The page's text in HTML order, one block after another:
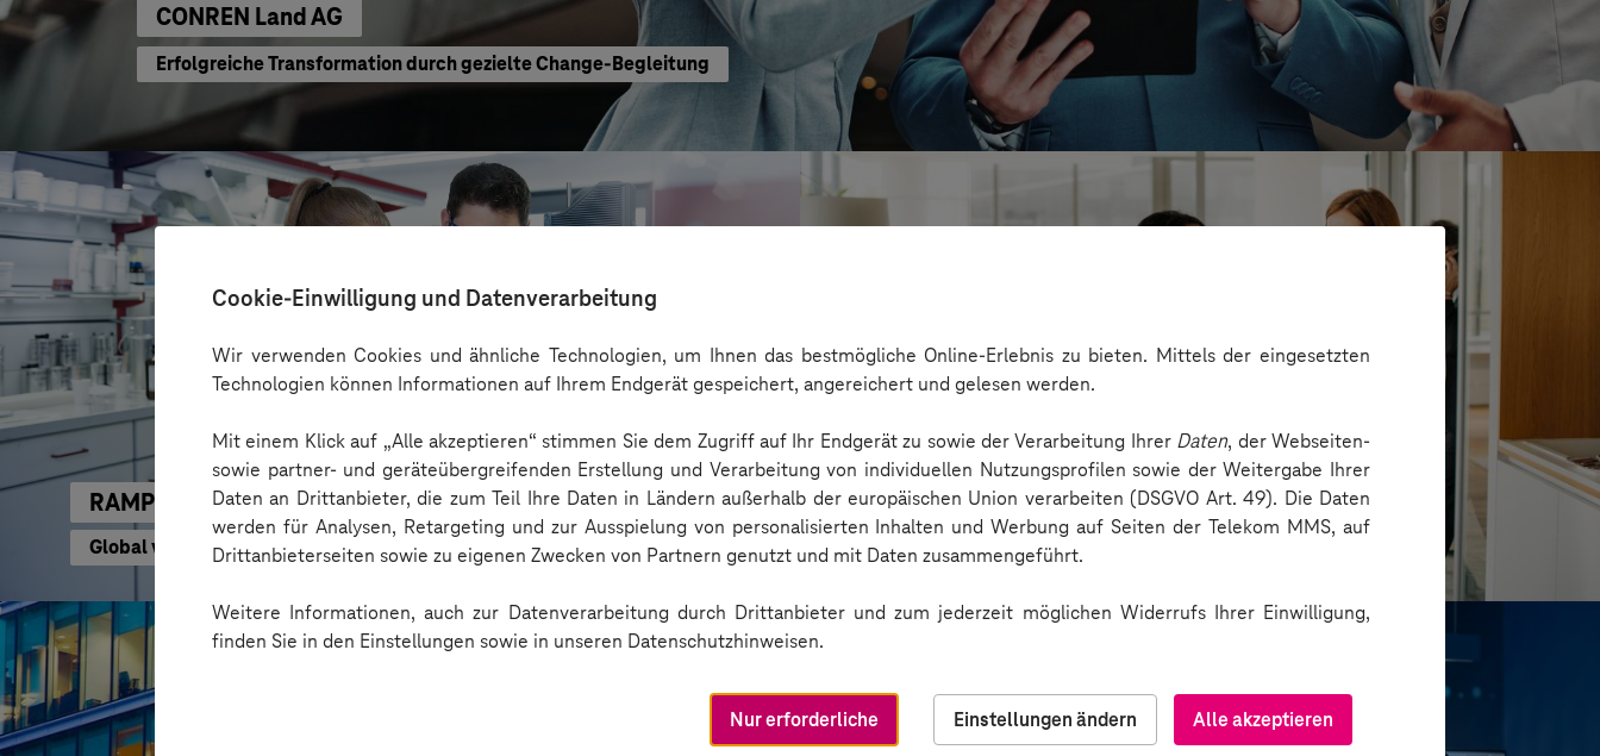
Cookie-Einwilligung und Datenverarbeitung
Wir verwenden Cookies und ähnliche Technologien, um Ihnen das bestmögliche Online-Erlebnis zu bieten. Mittels der eingesetzten
Technologien können Informationen auf Ihrem Endgerät gespeichert, angereichert und gelesen werden.
Mit einem Klick auf „Alle akzeptieren“ stimmen Sie dem Zugriff auf Ihr Endgerät zu sowie der Verarbeitung Ihrer Daten, der Webseiten-
sowie partner- und geräteübergreifenden Erstellung und Verarbeitung von individuellen Nutzungsprofilen sowie der Weitergabe Ihrer
Daten an Drittanbieter, die zum Teil Ihre Daten in Ländern außerhalb der europäischen Union verarbeiten (DSGVO Art. 49). Die Daten
werden für Analysen, Retargeting und zur Ausspielung von personalisierten Inhalten und Werbung auf Seiten der Telekom MMS, auf
Drittanbieterseiten sowie zu eigenen Zwecken von Partnern genutzt und mit Daten zusammengeführt.
Weitere Informationen, auch zur Datenverarbeitung durch Drittanbieter und zum jederzeit möglichen Widerrufs Ihrer Einwilligung,
finden Sie in den Einstellungen sowie in unseren Datenschutzhinweisen.
Alle akzeptieren
Nur erforderliche
Einstellungen ändern
CONREN Land AG
Erfolgreiche Transformation durch gezielte Change-Begleitung
RAMPF
Global vernetzt mit neuem Intranet
ista
Gut informiert dank mobiler App